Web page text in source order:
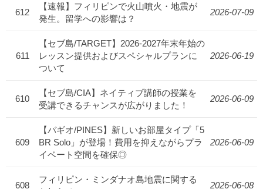
612
【速報】フィリピンで火山噴火・地震が
発生。留学への影響は？
2026-07-09
611
【セブ島/TARGET】2026-2027年末年始の
レッスン提供およびスペシャルプランに
ついて
2026-06-19
610
【セブ島/CIA】ネイティブ講師の授業を
受講できるチャンスが広がりました！
2026-06-09
609
【バギオ/PINES】新しいお部屋タイプ「5
BR Solo」が登場！費用を抑えながらプラ
イベート空間を確保◎
2026-06-09
608
フィリピン・ミンダナオ島地震に関する
2026-06-08